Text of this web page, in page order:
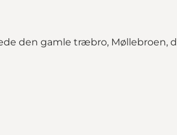
den gamle træbro, Møllebroen,